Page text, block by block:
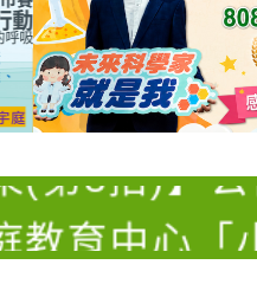
(第11招)】
)
期第9次代
教育中心「